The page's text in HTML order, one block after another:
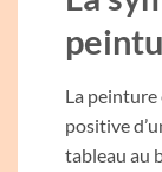
La
positive
tableau au